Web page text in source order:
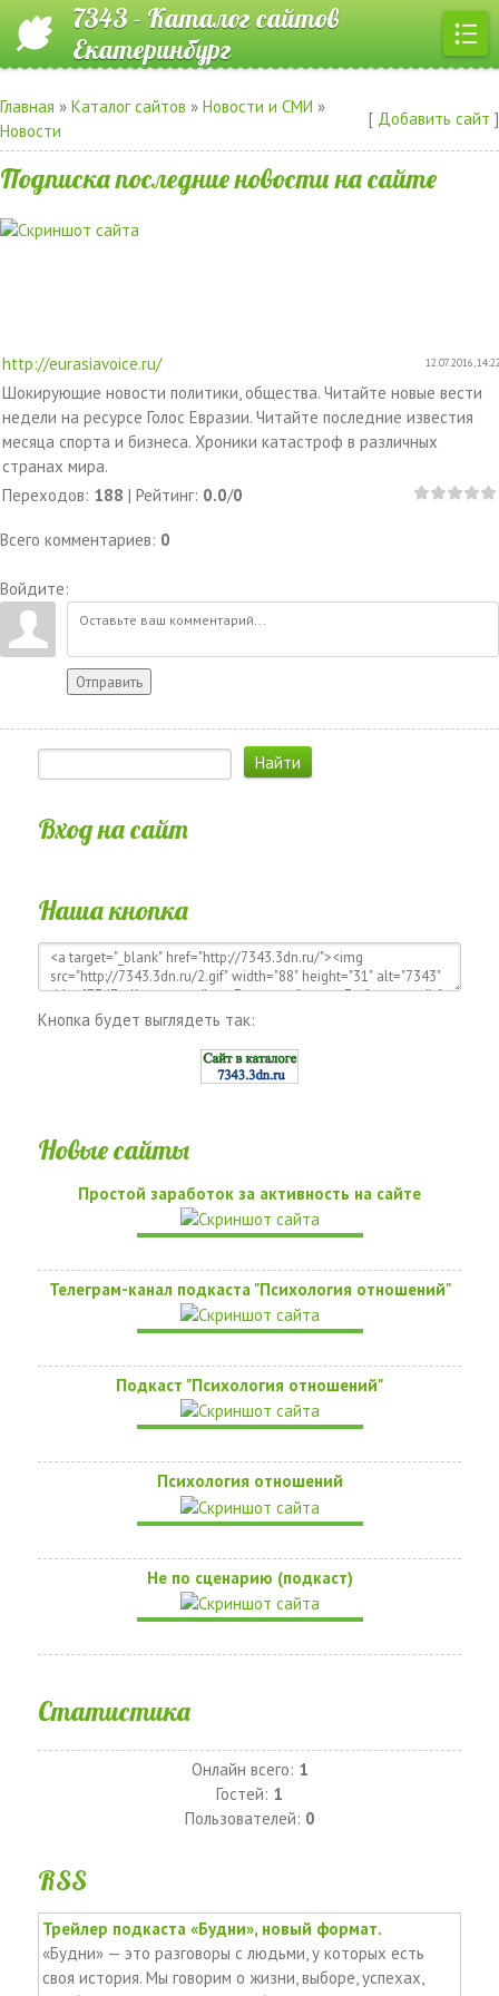
7343 - Каталог сайтов
Екатеринбург
Главная » Каталог сайтов » Новости и СМИ »
Новости
[ Добавить сайт ]
Подписка последние новости на сайте
http://eurasiavoice.ru/ 12.07.2016,
Шокирующие новости политики, общества. Читайте новые вести
недели на ресурсе Голос Евразии. Читайте последние известия
месяца спорта и бизнеса. Хроники катастроф в различных
странах мира.
Переходов: 188 | Рейтинг: 0.0/0
Всего комментариев: 0
Войдите:
Отправить
Вход на сайт
Наша кнопка
Кнопка будет выглядеть так:
Новые сайты
Простой заработок за активность на сайте
Телеграм-канал подкаста "Психология отношений"
Подкаст "Психология отношений"
Психология отношений
Не по сценарию (подкаст)
Статистика
Онлайн всего: 1
Гостей: 1
Пользователей: 0
RSS
Трейлер подкаста «Будни», новый формат.
«Будни» — это разговоры с людьми, у которых есть
своя история. Мы говорим о жизни, выборе, успехах,